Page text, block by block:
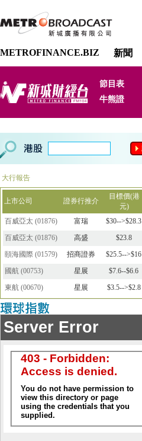
METROFINANCE.BIZ 新聞
節目表
牛熊證
大行報告
上市公司 證券行推介
目標價(港
元)
百威亞太 (01876) 富瑞
$30-->$28.3
百威亞太 (01876) 高盛
$23.8
頤海國際 (01579) 招商證券
$25.5-->$16
國航 (00753) 星展
$7.6--$6.6
東航 (00670) 星展 $3.5-->$2.8